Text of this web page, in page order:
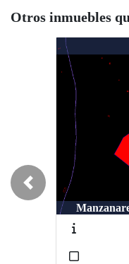
Otros inmuebles
000227-71775
Manzanares
Previous